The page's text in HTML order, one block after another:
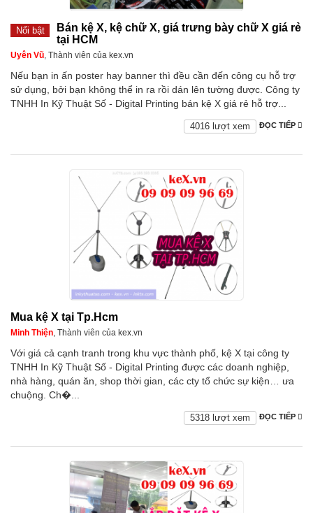
Nổi bật
Bán kệ X, kệ chữ X, giá trưng bày chữ X giá rẻ
tại HCM
Uyên Vũ, Thành viên của kex.vn
Nếu bạn in ấn poster hay banner thì đều cần đến công cụ hỗ trợ
sử dụng, bởi bạn không thể in ra rồi dán lên tường được. Công ty
TNHH In Kỹ Thuật Số - Digital Printing bán kệ X giá rẻ hỗ trợ...
ĐỌC TIẾP
4016 lượt xem
Mua kệ X tại Tp.Hcm
Minh Thiện, Thành viên của kex.vn
Với giá cả cạnh tranh trong khu vực thành phố, kệ X tại công ty
TNHH In Kỹ Thuật Số - Digital Printing được các doanh nghiệp,
nhà hàng, quán ăn, shop thời gian, các cty tổ chức sự kiện… ưa
chuộng. Ch�...
ĐỌC TIẾP
5318 lượt xem